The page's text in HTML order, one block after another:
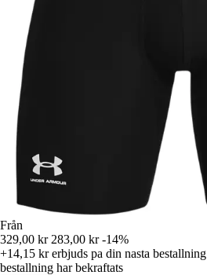
Från
329,00 kr 283,00 kr -14%
+14,15 krerbjuds pa din nasta bestallning
bestallning har bekraftats